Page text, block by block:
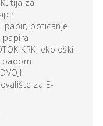
za
papir, poticanje
papira
KRK, ekološki
za E-